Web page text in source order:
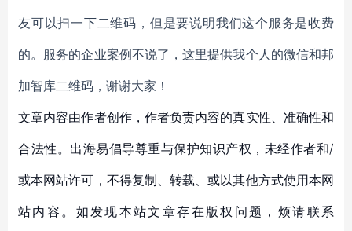
友可以扫一下二维码，但是要说明我们这个服务是收费
的。服务的企业案例不说了，这里提供我个人的微信和邦
加智库二维码，谢谢大家！
文章内容由作者创作，作者负责内容的真实性、准确性和
合法性。出海易倡导尊重与保护知识产权，未经作者和/
或本网站许可，不得复制、转载、或以其他方式使用本网
站内容。如发现本站文章存在版权问题，烦请联系